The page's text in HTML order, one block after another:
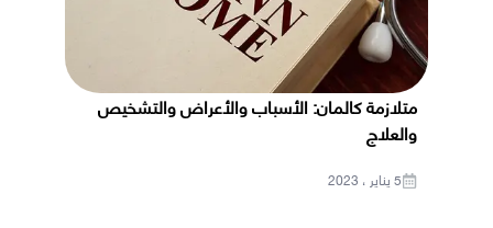
متلازمة كالمان: الأسباب والأعراض والتشخيص
والعلاج
5 يناير ، 2023